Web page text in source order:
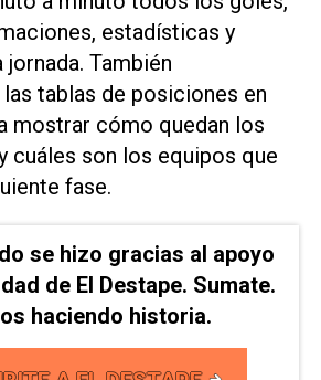
estadísticas y
También
tablas de posiciones en
mostrar cómo quedan los
cuáles son los equipos que
fase.
se hizo gracias al apoyo
de El Destape. Sumate.
haciendo historia.